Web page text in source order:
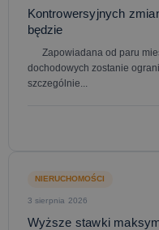
Kontrowersyjnych
będzie
Zapowiadana od paru
dochodowych zostanie
szczególnie...
NIERUCHOMOŚCI
3 sierpnia 2026
Wyższe stawki